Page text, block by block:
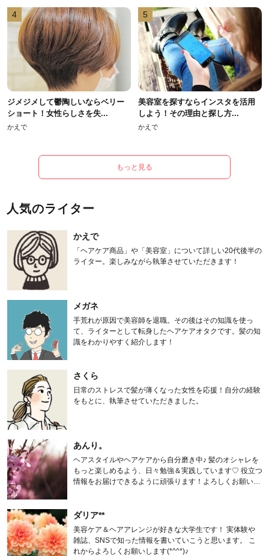
4
ジメジメして鬱陶しいならベリー
ショート！女性らしさを失...
かえで
5
美容室を探すならインスタを活用
しよう！その理由と探し方...
かえで
もっと見る
人気のライター
かえで
「ヘアケア商品」や「美容室」について詳しい20代後半の
ライター。楽しみながら執筆させていただきます！
メガネ
手荒れが原因で美容師を退職。その後はその知識を使っ
て、ライターとして転身したヘアケアオタクです。髪の知
識をわかりやすく紹介します！
さくら
日常のストレスで髪が薄くなった女性を応援！自分の経験
をもとに、執筆させていただきました。
あんり。
ヘアスタイルやヘアケアから自分磨き中♪ 髪のオシャレを
もっと楽しめるよう、日々勉強＆実践しています♡ 役立つ
情報をお届けできるように頑張ります！よろしくお願いし
ダリア**
美容ケア＆ヘアアレンジが好きな大学生です！ 実体験や
雑誌、SNSで知った情報を書いていこうと思います。 こ
れからよろしくお願いします(*^^*)♪